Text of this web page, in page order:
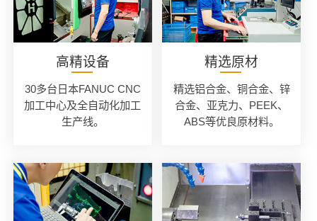
高精设备
30多台日本FANUC CNC
加工中心及全自动化加工
生产线。
精选原材
精选铝合金、铜合金、锌
合金、亚克力、PEEK、
ABS等优良原材料。